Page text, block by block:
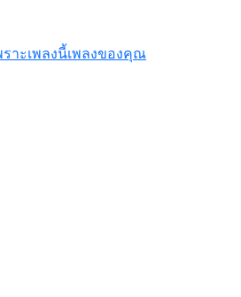
าะเพลงนี้เพลงของคุณ